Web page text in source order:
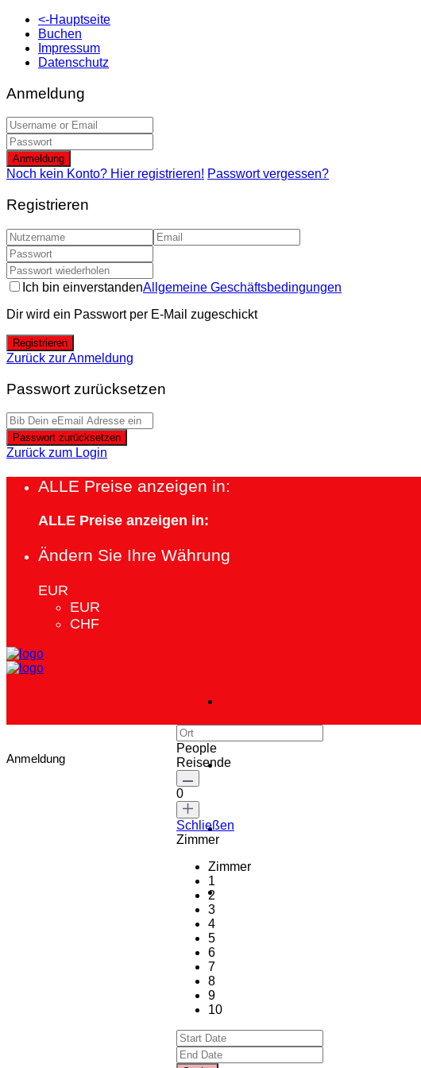
<-Hauptseite
Buchen
Impressum
Datenschutz
Anmeldung
Anmeldung
Noch kein Konto? Hier registrieren! Passwort vergessen?
Registrieren
Ich bin einverstandenAllgemeine Geschäftsbedingungen
Dir wird ein Passwort per E-Mail zugeschickt
Registrieren
Zurück zur Anmeldung
Passwort zurücksetzen
Passwort zurücksetzen
Zurück zum Login
ALLE Preise anzeigen in:
ALLE Preise anzeigen in:
Ändern Sie Ihre Währung
EUR
EUR
CHF
Anmeldung
People
Reisende
0
Schließen
Zimmer
Zimmer
1
2
3
4
5
6
7
8
9
10